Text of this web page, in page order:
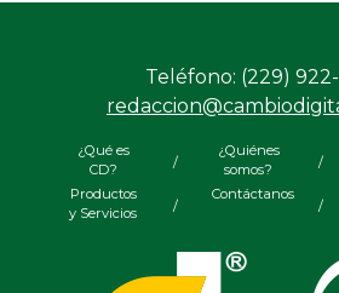
Teléfono: (229) 922-
¿Qué es
CD?
/
¿Quiénes
somos?
/
Productos
y Servicios
/
Contáctanos
/